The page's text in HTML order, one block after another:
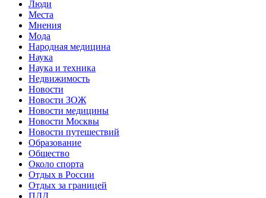
Люди
Места
Мнения
Мода
Народная медицина
Наука
Наука и техника
Недвижимость
Новости
Новости ЗОЖ
Новости медицины
Новости Москвы
Новости путешествий
Образование
Общество
Около спорта
Отдых в России
Отдых за границей
ПДД